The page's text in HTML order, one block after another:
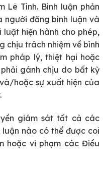
Lê Tình. Bình luận phản
người đăng bình luận và
luật hiện hành cho phép,
chịu trách nhiệm về bình
pháp lý, thiệt hại hoặc
gánh chịu do bất kỳ
hoặc sự xuất hiện của
giám sát tất cả các
nào có thể được coi
hoặc vi phạm các Điều